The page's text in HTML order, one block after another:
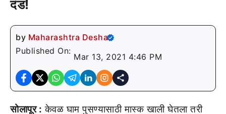
दंड!
by Maharashtra Desha
Published On:
Mar 13, 2021 4:46 PM
सोलापूर : केवळ घाम पुसण्यासाठी मास्क खाली घेतला तरी